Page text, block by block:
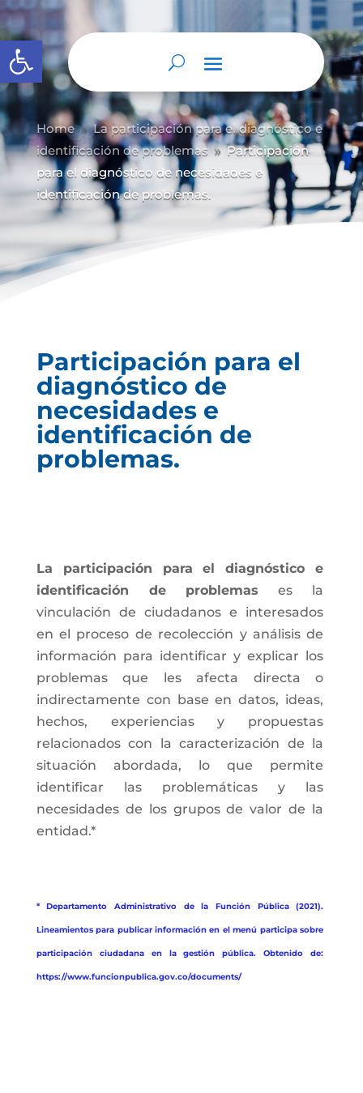
Abrir barra de herramientas
Home 9 La participación para el diagnóstico e
identificación de problemas 9 Participación
para el diagnóstico de necesidades e
identificación de problemas.
Participación para el
diagnóstico de
necesidades e
identificación de
problemas.
La participación para el diagnóstico e
identificación de problemas es la
vinculación de ciudadanos e interesados
en el proceso de recolección y análisis de
información para identificar y explicar los
problemas que les afecta directa o
indirectamente con base en datos, ideas,
hechos, experiencias y propuestas
relacionados con la caracterización de la
situación abordada, lo que permite
identificar las problemáticas y las
necesidades de los grupos de valor de la
entidad.*
* Departamento Administrativo de la Función Pública (2021).
Lineamientos para publicar información en el menú participa sobre
participación ciudadana en la gestión pública. Obtenido de:
https://www.funcionpublica.gov.co/documents/